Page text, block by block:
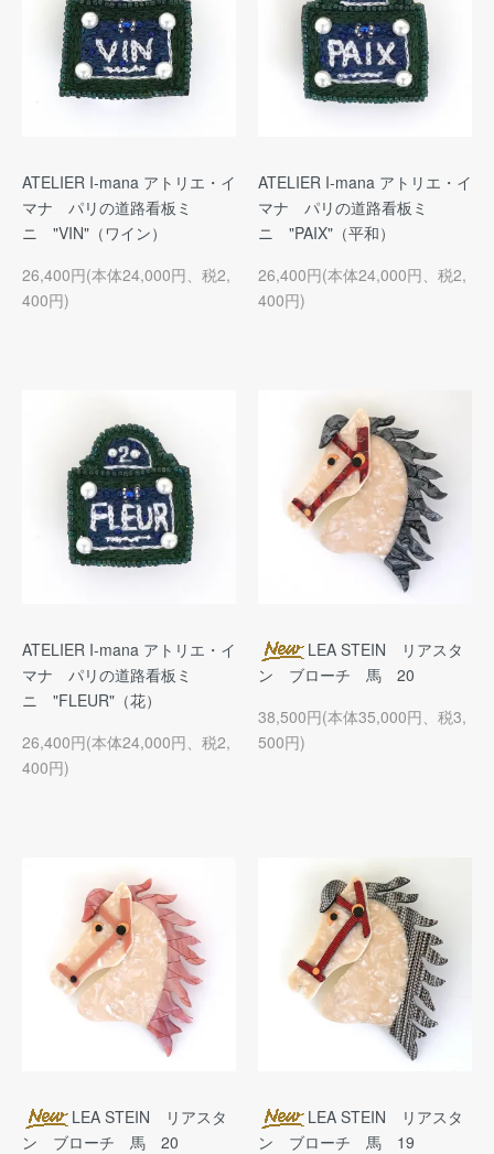
ATELIER I-mana アトリエ・イ
マナ パリの道路看板ミ
ニ "VIN"（ワイン）
26,400円(本体24,000円、税2,
400円)
ATELIER I-mana アトリエ・イ
マナ パリの道路看板ミ
ニ "PAIX"（平和）
26,400円(本体24,000円、税2,
400円)
ATELIER I-mana アトリエ・イ
マナ パリの道路看板ミ
ニ "FLEUR"（花）
26,400円(本体24,000円、税2,
400円)
LEA STEIN リアスタ
ン ブローチ 馬 20
38,500円(本体35,000円、税3,
500円)
LEA STEIN リアスタ
ン ブローチ 馬 20
LEA STEIN リアスタ
ン ブローチ 馬 19